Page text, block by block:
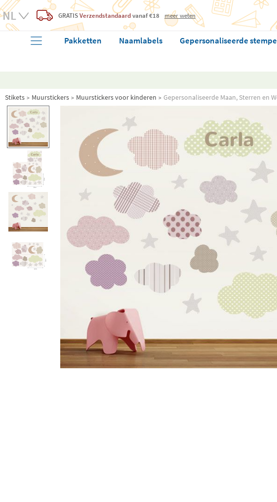
GRATISVerzendstandaardvanaf €18 meer weten
Pakketten Naamlabels Gepersonaliseerde
Stikets Muurstickers Muurstickers voor kinderen Gepersonaliseerde Maan, Sterren en